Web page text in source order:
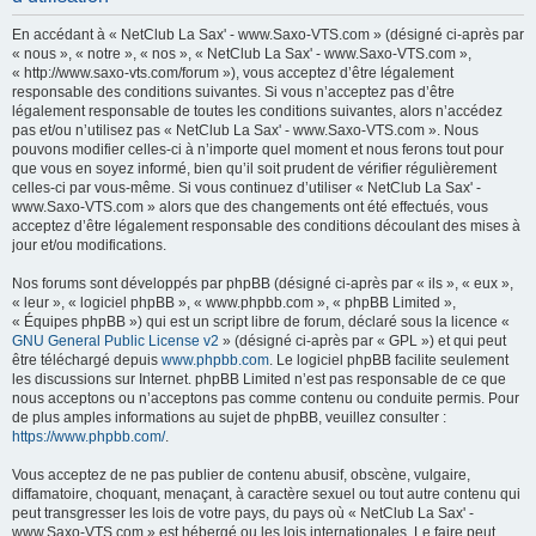
h
En accédant à « NetClub La Sax' - www.Saxo-VTS.com » (désigné ci-après par
« nous », « notre », « nos », « NetClub La Sax' - www.Saxo-VTS.com »,
« http://www.saxo-vts.com/forum »), vous acceptez d’être légalement
responsable des conditions suivantes. Si vous n’acceptez pas d’être
légalement responsable de toutes les conditions suivantes, alors n’accédez
pas et/ou n’utilisez pas « NetClub La Sax' - www.Saxo-VTS.com ». Nous
pouvons modifier celles-ci à n’importe quel moment et nous ferons tout pour
que vous en soyez informé, bien qu’il soit prudent de vérifier régulièrement
celles-ci par vous-même. Si vous continuez d’utiliser « NetClub La Sax' -
www.Saxo-VTS.com » alors que des changements ont été effectués, vous
acceptez d’être légalement responsable des conditions découlant des mises à
jour et/ou modifications.
Nos forums sont développés par phpBB (désigné ci-après par « ils », « eux »,
« leur », « logiciel phpBB », « www.phpbb.com », « phpBB Limited »,
« Équipes phpBB ») qui est un script libre de forum, déclaré sous la licence «
GNU General Public License v2 » (désigné ci-après par « GPL ») et qui peut
être téléchargé depuis www.phpbb.com. Le logiciel phpBB facilite seulement
les discussions sur Internet. phpBB Limited n’est pas responsable de ce que
nous acceptons ou n’acceptons pas comme contenu ou conduite permis. Pour
de plus amples informations au sujet de phpBB, veuillez consulter :
https://www.phpbb.com/.
Vous acceptez de ne pas publier de contenu abusif, obscène, vulgaire,
diffamatoire, choquant, menaçant, à caractère sexuel ou tout autre contenu qui
peut transgresser les lois de votre pays, du pays où « NetClub La Sax' -
www.Saxo-VTS.com » est hébergé ou les lois internationales. Le faire peut